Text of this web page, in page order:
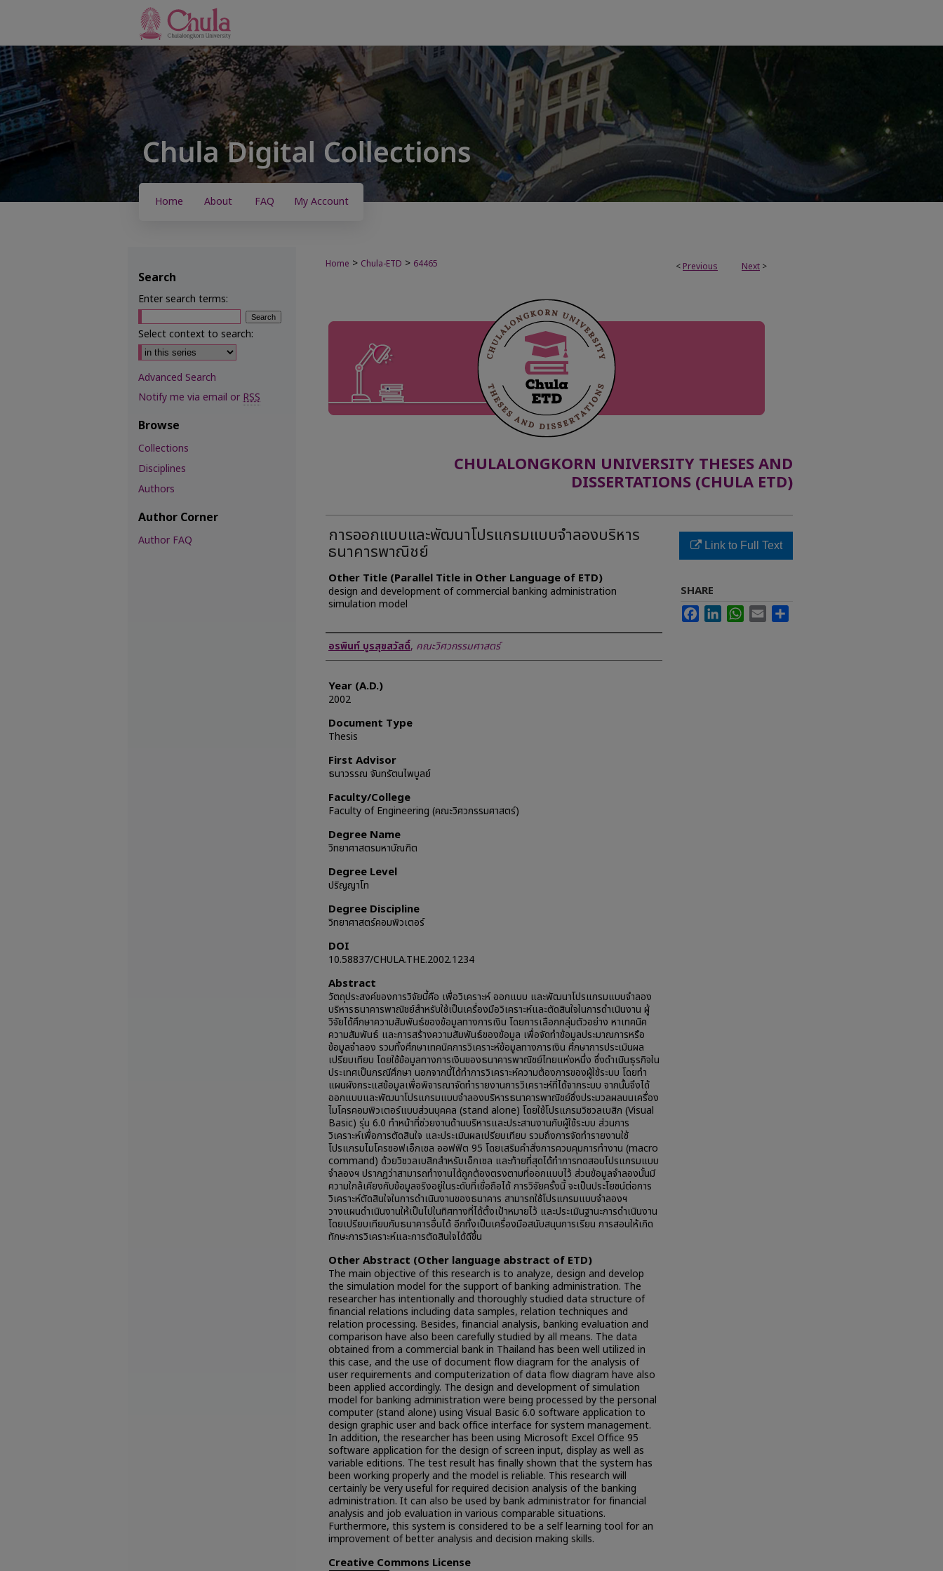
Home About FAQ My Account
< Previous Next >
Home > Chula-ETD > 64465
CHULALONGKORN UNIVERSITY THESES AND
DISSERTATIONS (CHULA ETD)
การออกแบบและพัฒนาโปรแกรมแบบจำลองบริหาร
ธนาคารพาณิชย์
Other Title (Parallel Title in Other Language of ETD)
design and development of commercial banking administration
simulation model
Author
อรพินท์ บูรสุขสวัสดิ์, คณะวิศวกรรมศาสตร์
Year (A.D.)
2002
Document Type
Thesis
First Advisor
ธนาวรรณ จันทรัตนไพบูลย์
Faculty/College
Faculty of Engineering (คณะวิศวกรรมศาสตร์)
Degree Name
วิทยาศาสตรมหาบัณฑิต
Degree Level
ปริญญาโท
Degree Discipline
วิทยาศาสตร์คอมพิวเตอร์
DOI
10.58837/CHULA.THE.2002.1234
Abstract
วัตถุประสงค์ของการวิจัยนี้คือ เพื่อวิเคราะห์ ออกแบบ และพัฒนาโปรแกรมแบบจำลอง
บริหารธนาคารพาณิชย์สำหรับใช้เป็นเครื่องมือวิเคราะห์และตัดสินใจในการดำเนินงาน ผู้
วิจัยได้ศึกษาความสัมพันธ์ของข้อมูลทางการเงิน โดยการเลือกกลุ่มตัวอย่าง หาเทคนิค
ความสัมพันธ์ และการสร้างความสัมพันธ์ของข้อมูล เพื่อจัดทำข้อมูลประมาณการหรือ
ข้อมูลจำลอง รวมทั้งศึกษาเทคนิคการวิเคราะห์ข้อมูลทางการเงิน ศึกษาการประเมินผล
เปรียบเทียบ โดยใช้ข้อมูลทางการเงินของธนาคารพาณิชย์ไทยแห่งหนึ่ง ซึ่งดำเนินธุรกิจใน
ประเทศเป็นกรณีศึกษา นอกจากนี้ได้ทำการวิเคราะห์ความต้องการของผู้ใช้ระบบ โดยทำ
แผนผังกระแสข้อมูลเพื่อพิจารณาจัดทำรายงานการวิเคราะห์ที่ได้จากระบบ จากนั้นจึงได้
ออกแบบและพัฒนาโปรแกรมแบบจำลองบริหารธนาคารพาณิชย์ซึ่งประมวลผลบนเครื่อง
ไมโครคอมพิวเตอร์แบบส่วนบุคคล (stand alone) โดยใช้โปรแกรมวิชวลเบสิก (Visual
Basic) รุ่น 6.0 ทำหน้าที่ช่วยงานด้านบริหารและประสานงานกับผู้ใช้ระบบ ส่วนการ
วิเคราะห์เพื่อการตัดสินใจ และประเมินผลเปรียบเทียบ รวมถึงการจัดทำรายงานใช้
โปรแกรมไมโครซอฟเอ็กเซล ออฟฟิต 95 โดยเสริมคำสั่งการควบคุมการทำงาน (macro
command) ด้วยวิชวลเบสิกสำหรับเอ็กเซล และท้ายที่สุดได้ทำการทดสอบโปรแกรมแบบ
จำลองฯ ปรากฏว่าสามารถทำงานได้ถูกต้องตรงตามที่ออกแบบไว้ ส่วนข้อมูลจำลองนั้นมี
ความใกล้เคียงกับข้อมูลจริงอยู่ในระดับที่เชื่อถือได้ การวิจัยครั้งนี้ จะเป็นประโยชน์ต่อการ
วิเคราะห์ตัดสินใจในการดำเนินงานของธนาคาร สามารถใช้โปรแกรมแบบจำลองฯ
วางแผนดำเนินงานให้เป็นไปในทิศทางที่ได้ตั้งเป้าหมายไว้ และประเมินฐานะการดำเนินงาน
โดยเปรียบเทียบกับธนาคารอื่นได้ อีกทั้งเป็นเครื่องมือสนับสนุนการเรียน การสอนให้เกิด
ทักษะการวิเคราะห์และการตัดสินใจได้ดีขึ้น
Other Abstract (Other language abstract of ETD)
The main objective of this research is to analyze, design and develop
the simulation model for the support of banking administration. The
researcher has intentionally and thoroughly studied data structure of
financial relations including data samples, relation techniques and
relation processing. Besides, financial analysis, banking evaluation and
comparison have also been carefully studied by all means. The data
obtained from a commercial bank in Thailand has been well utilized in
this case, and the use of document flow diagram for the analysis of
user requirements and computerization of data flow diagram have also
been applied accordingly. The design and development of simulation
model for banking administration were being processed by the personal
computer (stand alone) using Visual Basic 6.0 software application to
design graphic user and back office interface for system management.
In addition, the researcher has been using Microsoft Excel Office 95
software application for the design of screen input, display as well as
variable editions. The test result has finally shown that the system has
been working properly and the model is reliable. This research will
certainly be very useful for required decision analysis of the banking
administration. It can also be used by bank administrator for financial
analysis and job evaluation in various comparable situations.
Furthermore, this system is considered to be a self learning tool for an
improvement of better analysis and decision making skills.
Creative Commons License
Link to Full Text
SHARE
FacebookLinkedInWhatsApp
Email
Search
Enter search terms:
Select context to search:
Advanced Search
Notify me via email orRSS
Browse
Collections
Disciplines
Authors
Author Corner
Author FAQ